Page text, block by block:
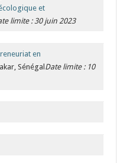
et
limite : 30 juin 2023
en
SénégalDate limite : 10